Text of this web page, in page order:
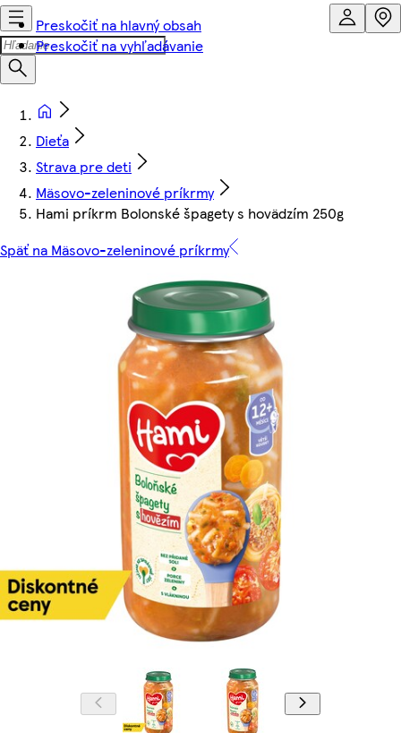
Preskočiť na hlavný obsah
Preskočiť na vyhľadávanie
Dieťa
Strava pre deti
Mäsovo-zeleninové príkrmy
Hami príkrm Bolonské špagety s hovädzím 250g
Späť na Mäsovo-zeleninové príkrmy